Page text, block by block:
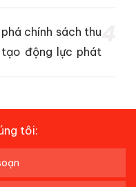
chính sách thu
động lực phát
tôi: